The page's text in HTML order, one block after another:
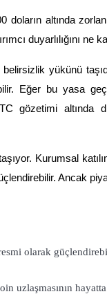
doların altında
duyarlılığını ne
yükünü
Eğer bu yasa
gözetimi altında
Kurumsal
Ancak
olarak
uzlaşmasının